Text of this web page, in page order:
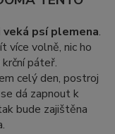
psí plemena.
více volně, nic ho
páteř.
celý den, postroj
dá zapnout k
bude zajištěna